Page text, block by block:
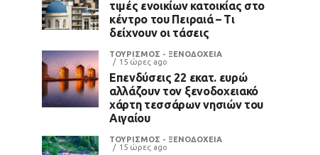
τιμές ενοικίων κατοικίας στο
κέντρο του Πειραιά – Τι
δείχνουν οι τάσεις
ΤΟΥΡΙΣΜΟΣ - ΞΕΝΟΔΟΧΕΙΑ
15 ώρες ago
Επενδύσεις 22 εκατ. ευρώ
αλλάζουν τον ξενοδοχειακό
χάρτη τεσσάρων νησιών του
Αιγαίου
ΤΟΥΡΙΣΜΟΣ - ΞΕΝΟΔΟΧΕΙΑ
15 ώρες ago